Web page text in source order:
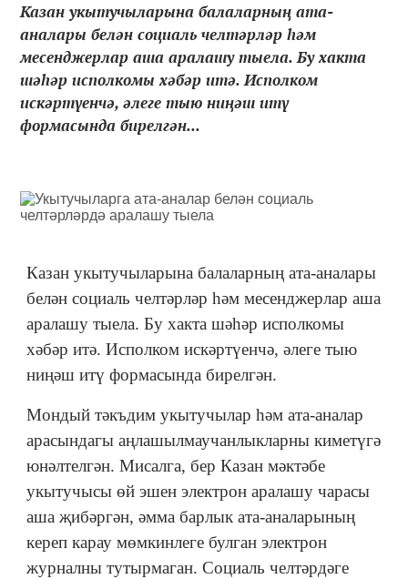
Казан укытучыларына балаларның ата-
аналары белән социаль челтәрләр һәм
месенджерлар аша аралашу тыела. Бу хакта
шәһәр исполкомы хәбәр итә. Исполком
искәртүенчә, әлеге тыю ниңәш итү
формасында бирелгән...
Казан укытучыларына балаларның ата-аналары
белән социаль челтәрләр һәм месенджерлар аша
аралашу тыела. Бу хакта шәһәр исполкомы
хәбәр итә. Исполком искәртүенчә, әлеге тыю
ниңәш итү формасында бирелгән.
Мондый тәкъдим укытучылар һәм ата-аналар
арасындагы аңлашылмаучанлыкларны киметүгә
юнәлтелгән. Мисалга, бер Казан мәктәбе
укытучысы өй эшен электрон аралашу чарасы
аша җибәргән, әмма барлык ата-аналарының
кереп карау мөмкинлеге булган электрон
журналны тутырмаган. Социаль челтәрдәге